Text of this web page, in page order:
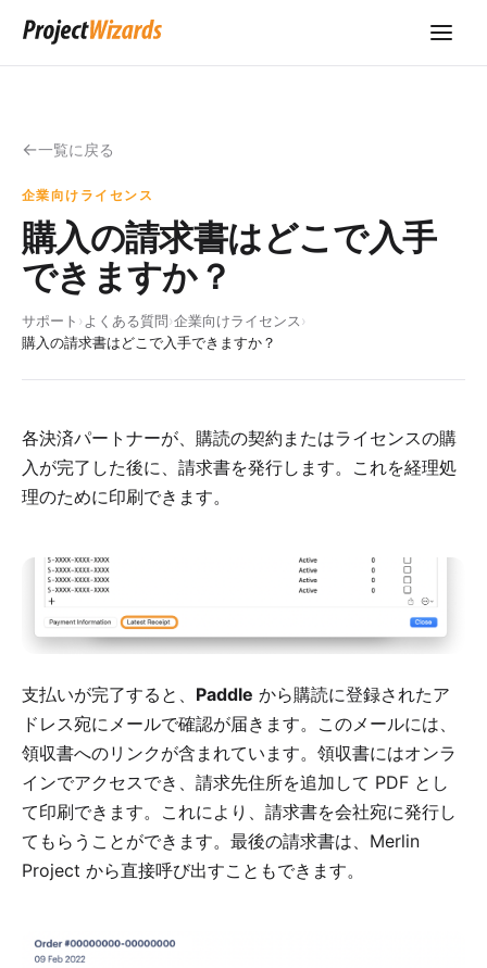
一覧に戻る
企業向けライセンス
購入の請求書はどこで入手
できますか？
サポート › よくある質問›企業向けライセンス›
購入の請求書はどこで入手できますか？
各決済パートナーが、購読の契約またはライセンスの購
入が完了した後に、請求書を発行します。これを経理処
理のために印刷できます。
支払いが完了すると、 Paddle から購読に登録されたア
ドレス宛にメールで確認が届きます。このメールには、
領収書へのリンクが含まれています。領収書にはオンラ
インでアクセスでき、請求先住所を追加して PDF とし
て印刷できます。これにより、請求書を会社宛に発行し
てもらうことができます。最後の請求書は、Merlin
Project から直接呼び出すこともできます。